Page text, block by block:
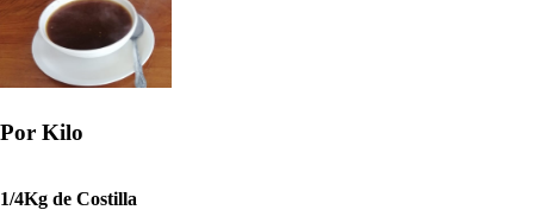
Por Kilo
1/4Kg de Costilla